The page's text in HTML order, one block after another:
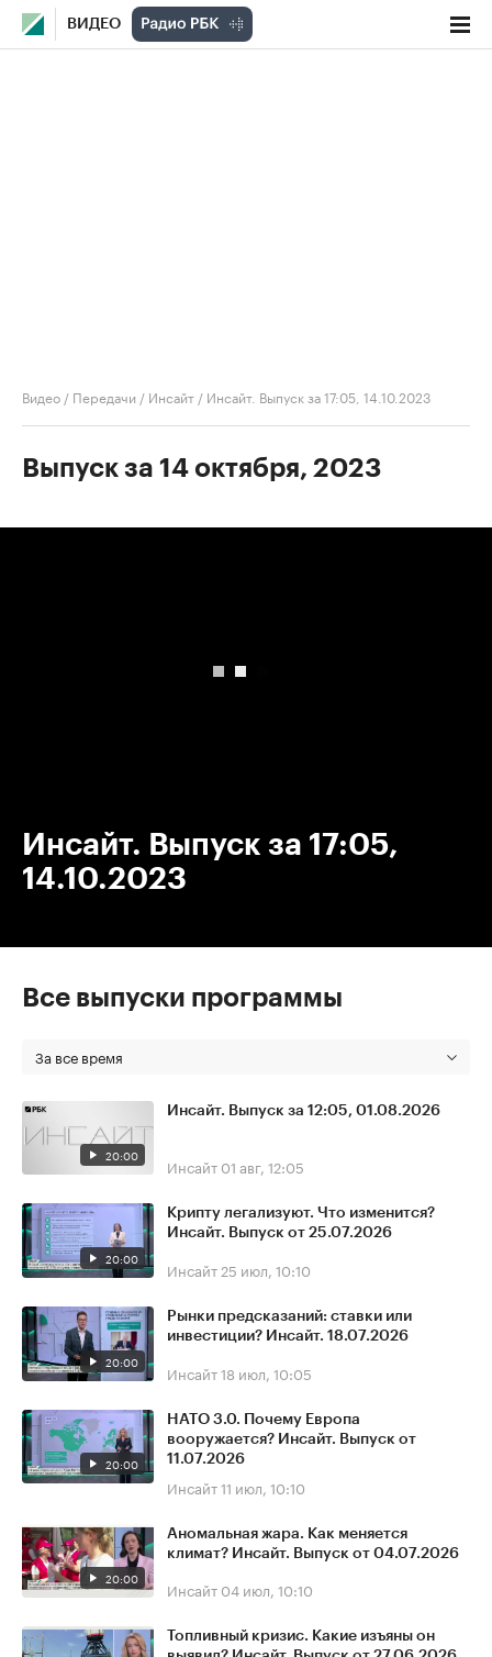
ВИДЕО
Видео / Передачи / Инсайт / Инсайт. Выпуск за 17:05, 14.10.2023
Выпуск за 14 октября, 2023
Инсайт. Выпуск за 17:05,
14.10.2023
Все выпуски программы
За все время
20:00
Инсайт. Выпуск за 12:05, 01.08.2026
Инсайт 01 авг, 12:05
20:00
Крипту легализуют. Что изменится?
Инсайт. Выпуск от 25.07.2026
Инсайт 25 июл, 10:10
20:00
Рынки предсказаний: ставки или
инвестиции? Инсайт. 18.07.2026
Инсайт18 июл, 10:05
20:00
НАТО 3.0. Почему Европа
вооружается? Инсайт. Выпуск от
11.07.2026
Инсайт11 июл, 10:10
20:00
Аномальная жара. Как меняется
климат? Инсайт. Выпуск от 04.07.2026
Инсайт 04 июл, 10:10
Топливный кризис. Какие изъяны он